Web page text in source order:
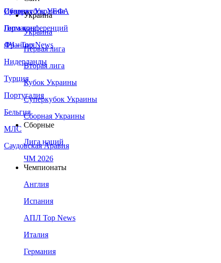
Сборная Украины
Италия
Германия
Франция
Нидерланды
Турция
Португалия
Бельгия
МЛС
Саудовская Аравия
Суперкубок УЕФА
Лига конференций
ЛЧ - Top News
Украина
Украина
Первая лига
Вторая лига
Кубок Украины
Суперкубок Украины
Сборная Украины
Сборные
Лига наций
ЧМ 2026
Чемпионаты
Англия
Испания
АПЛ Top News
Италия
Германия